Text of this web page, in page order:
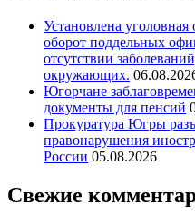
Установлена уголовная
оборот поддельных
отсутствии
окружающих.
Югорчане
документы для пенсий
Прокуратура Югры
правонарушения
России 05.08.2026
Свежие